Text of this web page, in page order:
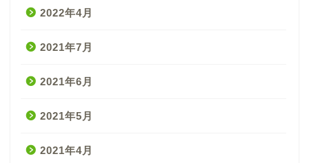
2022年4月
2021年7月
2021年6月
2021年5月
2021年4月